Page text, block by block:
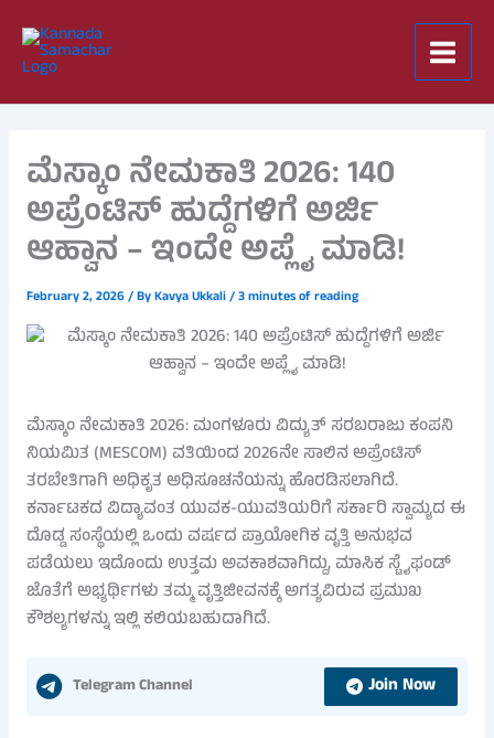
content
ಮೆಸ್ಕಾಂ ನೇಮಕಾತಿ 2026: 140
ಅಪ್ರೆಂಟಿಸ್ ಹುದ್ದೆಗಳಿಗೆ ಅರ್ಜಿ
ಆಹ್ವಾನ – ಇಂದೇ ಅಪ್ಲೈ ಮಾಡಿ!
February 2, 2026/ ByKavya Ukkali/3 minutes of reading
ಮೆಸ್ಕಾಂ ನೇಮಕಾತಿ 2026: ಮಂಗಳೂರು ವಿದ್ಯುತ್ ಸರಬರಾಜು ಕಂಪನಿ
ನಿಯಮಿತ (MESCOM) ವತಿಯಿಂದ 2026ನೇ ಸಾಲಿನ ಅಪ್ರೆಂಟಿಸ್
ತರಬೇತಿಗಾಗಿ ಅಧಿಕೃತ ಅಧಿಸೂಚನೆಯನ್ನು ಹೊರಡಿಸಲಾಗಿದೆ.
ಕರ್ನಾಟಕದ ವಿದ್ಯಾವಂತ ಯುವಕ-ಯುವತಿಯರಿಗೆ ಸರ್ಕಾರಿ ಸ್ವಾಮ್ಯದ ಈ
ದೊಡ್ಡ ಸಂಸ್ಥೆಯಲ್ಲಿ ಒಂದು ವರ್ಷದ ಪ್ರಾಯೋಗಿಕ ವೃತ್ತಿ ಅನುಭವ
ಪಡೆಯಲು ಇದೊಂದು ಉತ್ತಮ ಅವಕಾಶವಾಗಿದ್ದು, ಮಾಸಿಕ ಸ್ಟೈಫಂಡ್
ಜೊತೆಗೆ ಅಭ್ಯರ್ಥಿಗಳು ತಮ್ಮ ವೃತ್ತಿಜೀವನಕ್ಕೆ ಅಗತ್ಯವಿರುವ ಪ್ರಮುಖ
ಕೌಶಲ್ಯಗಳನ್ನು ಇಲ್ಲಿ ಕಲಿಯಬಹುದಾಗಿದೆ.
Telegram Channel Join Now